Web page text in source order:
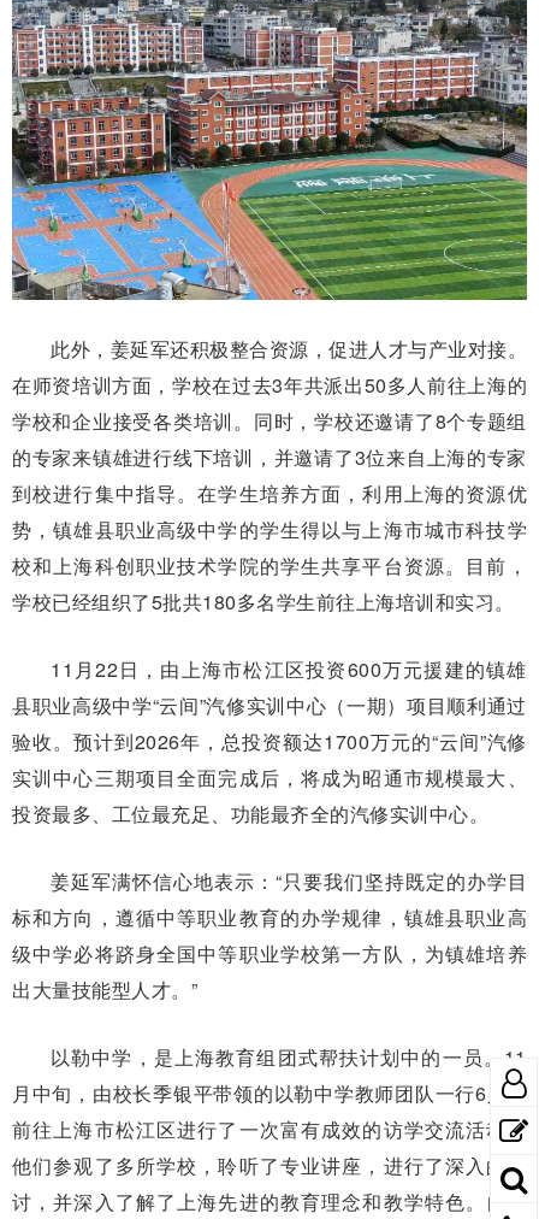
此外，姜延军还积极整合资源，促进人才与产业对接。
在师资培训方面，学校在过去3年共派出50多人前往上海的
学校和企业接受各类培训。同时，学校还邀请了8个专题组
的专家来镇雄进行线下培训，并邀请了3位来自上海的专家
到校进行集中指导。在学生培养方面，利用上海的资源优
势，镇雄县职业高级中学的学生得以与上海市城市科技学
校和上海科创职业技术学院的学生共享平台资源。目前，
学校已经组织了5批共180多名学生前往上海培训和实习。
11月22日，由上海市松江区投资600万元援建的镇雄
县职业高级中学“云间”汽修实训中心（一期）项目顺利通过
验收。预计到2026年，总投资额达1700万元的“云间”汽修
实训中心三期项目全面完成后，将成为昭通市规模最大、
投资最多、工位最充足、功能最齐全的汽修实训中心。
姜延军满怀信心地表示：“只要我们坚持既定的办学目
标和方向，遵循中等职业教育的办学规律，镇雄县职业高
级中学必将跻身全国中等职业学校第一方队，为镇雄培养
出大量技能型人才。”
以勒中学，是上海教育组团式帮扶计划中的一员。11
月中旬，由校长季银平带领的以勒中学教师团队一行6人，
前往上海市松江区进行了一次富有成效的访学交流活动。
他们参观了多所学校，聆听了专业讲座，进行了深入的研
讨，并深入了解了上海先进的教育理念和教学特色。自上